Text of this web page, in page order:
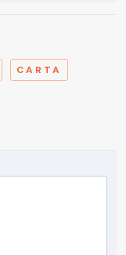
CARTA